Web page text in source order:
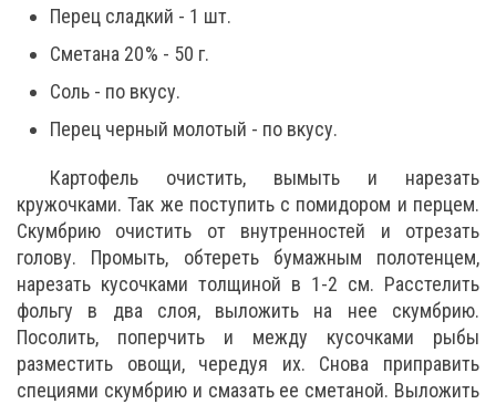
Перец сладкий - 1 шт.
Сметана 20 % - 50 г.
Соль - по вкусу.
Перец черный молотый - по вкусу.
Картофель очистить, вымыть и нарезать
кружочками. Так же поступить с помидором и перцем.
Скумбрию очистить от внутренностей и отрезать
голову. Промыть, обтереть бумажным полотенцем,
нарезать кусочками толщиной в 1-2 см. Расстелить
фольгу в два слоя, выложить на нее скумбрию.
Посолить, поперчить и между кусочками рыбы
разместить овощи, чередуя их. Снова приправить
специями скумбрию и смазать ее сметаной. Выложить